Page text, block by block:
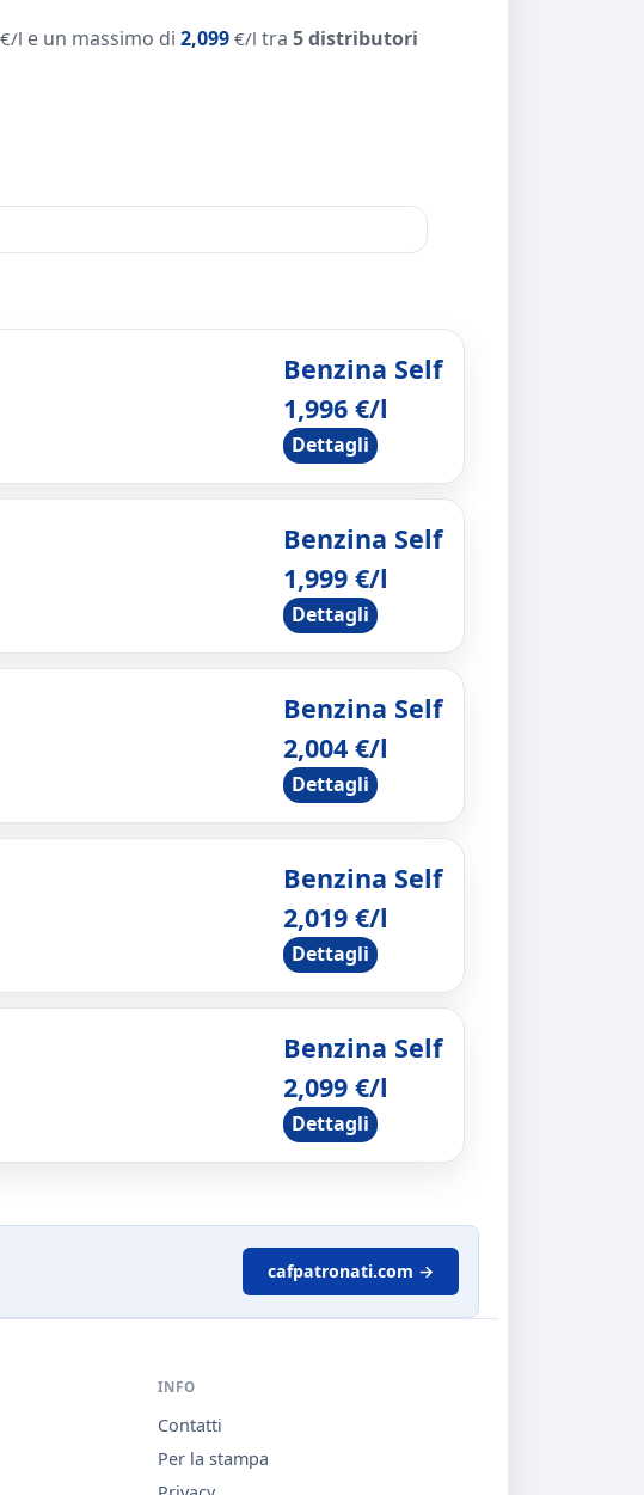
€/l e un massimo di 2,099 €/l tra 5 distributori
Benzina Self
1,996 €/l
Dettagli
Benzina Self
1,999 €/l
Dettagli
Benzina Self
2,004 €/l
Dettagli
Benzina Self
2,019 €/l
Dettagli
Benzina Self
2,099 €/l
Dettagli
cafpatronati.com →
INFO
Contatti
Per la stampa